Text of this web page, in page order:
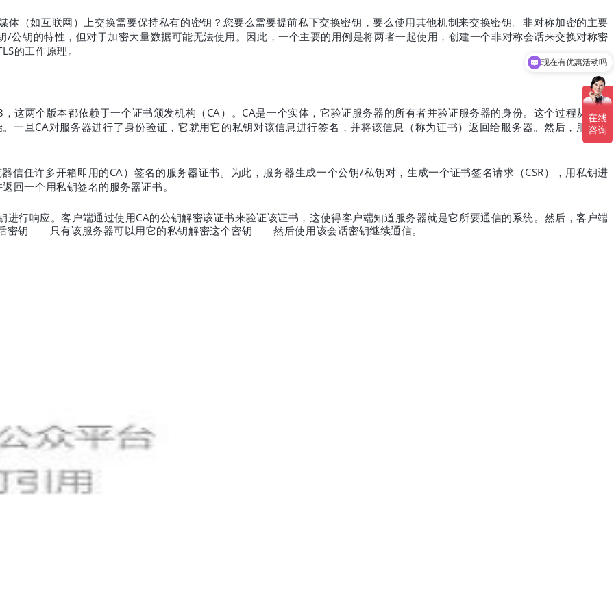
（如互联网）上交换需要保持私有的密钥？您要么需要提前私下交换密钥，要么使用其他机制来交换密钥。非对称加密的主要
/公钥的特性，但对于加密大量数据可能无法使用。因此，一个主要的用例是将两者一起使用，创建一个非对称会话来交换对称密
的工作原理。
，这两个版本都依赖于一个证书颁发机构（ CA ）。 CA是一个实体，它验证服务器的所有者并验证服务器的身份。这个过程从服务
一旦 CA对服务器进行了身份验证，它就用它的私钥对该信息进行签名，并将该信息（称为证书）返回给服务器。然后，服务器
信任许多开箱即用的CA ）签名的服务器证书。为此，服务器生成一个公钥/私钥对，生成一个证书签名请求（CSR），用私钥进
回一个用私钥签名的服务器证书。
进行响应。客户端通过使用CA的公钥解密该证书来验证该证书，这使得客户端知道服务器就是它所要通信的系统。然后，客户端
密钥——只有该服务器可以用它的私钥解密这个密钥——然后使用该会话密钥继续通信。
可以介绍下你们的产品么